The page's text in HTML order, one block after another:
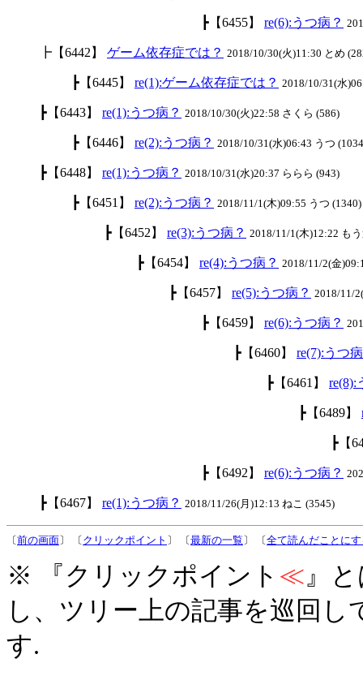
┣【6455】 re(6):うつ病？
┣【6442】 ゲーム依存症では？ 2018/10/30(火)11:30 とめ
┣【6445】 re(1):ゲーム依存症では？ 2018/10/31(水
┣【6443】 re(1):うつ病？ 2018/10/30(火)22:58 さくら (586)
┣【6446】 re(2):うつ病？ 2018/10/31(水)06:43 うつ
┣【6448】 re(1):うつ病？ 2018/10/31(水)20:37 ららら (943)
┣【6451】 re(2):うつ病？ 2018/11/1(木)09:55 うつ (1340)
┣【6452】 re(3):うつ病？ 2018/11/1(木)12:22 も
┣【6454】 re(4):うつ病？ 2018/11/2(金
┣【6457】 re(5):うつ病？ 2018/11/
┣【6459】 re(6):うつ病？
┣【6460】 re(7):うつ
┣【6461】 re(8):
┣【6489】
┣【
┣【6492】 re(6):うつ病？
┣【6467】 re(1):うつ病？ 2018/11/26(月)12:13 ねこ (3545)
〔前の画面〕 〔 クリックポイント 〕 〔最新の一覧 〕 〔全て読んだことに
※ 『クリックポイント ≪』
し、ツリー上の記事を巡回
す.